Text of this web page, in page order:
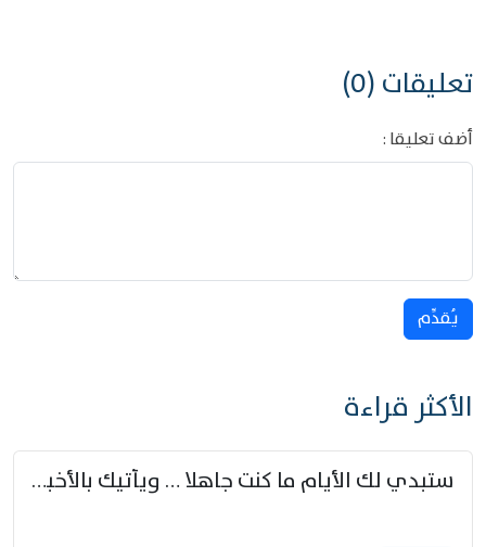
تعليقات (0)
أضف تعليقا :
يُقدِّم
الأكثر قراءة
ستبدي لك الأيام ما كنت جاهلا … ويأتيك بالأخبار من لم تزوّد